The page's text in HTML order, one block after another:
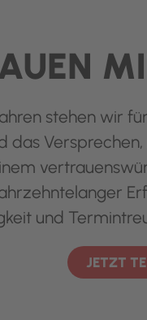
stehen wir
das
und
JETZT